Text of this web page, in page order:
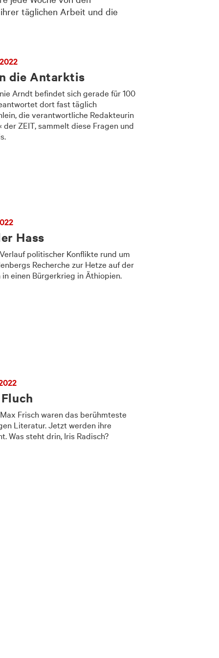
täglichen Arbeit und die
die Antarktis
Arndt befindet sich gerade für 100
dort fast täglich
die verantwortliche Redakteurin
der ZEIT, sammelt diese Fragen und
Hass
politischer Konflikte rund um
Recherche zur Hetze auf der
einen Bürgerkrieg in Äthiopien.
Frisch waren das berühmteste
Literatur. Jetzt werden ihre
Was steht drin, Iris Radisch?